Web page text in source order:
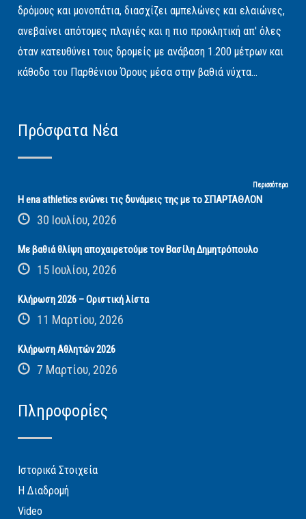
δρόμους και μονοπάτια, διασχίζει αμπελώνες και ελαιώνες,
ανεβαίνει απότομες πλαγιές και η πιο προκλητική απ' όλες
όταν κατευθύνει τους δρομείς με ανάβαση 1.200 μέτρων και
κάθοδο του Παρθένιου Όρους μέσα στην βαθιά νύχτα...
Πρόσφατα Νέα
Περισσότερα
Η ena athletics ενώνει τις δυνάμεις της με το ΣΠΑΡΤΑΘΛΟΝ
30 Ιουλίου, 2026
Με βαθιά θλίψη αποχαιρετούμε τον Βασίλη Δημητρόπουλο
15 Ιουλίου, 2026
Κλήρωση 2026 – Οριστική λίστα
11 Μαρτίου, 2026
Κλήρωση Αθλητών 2026
7 Μαρτίου, 2026
Πληροφορίες
Ιστορικά Στοιχεία
Η Διαδρομή
Video